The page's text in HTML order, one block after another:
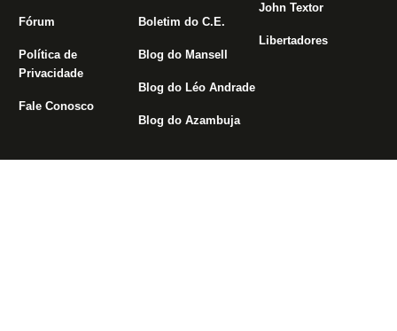
Fórum
Política de
Privacidade
Fale Conosco
Boletim do C.E.
Blog do Mansell
Blog do Léo Andrade
Blog do Azambuja
John Textor
Libertadores